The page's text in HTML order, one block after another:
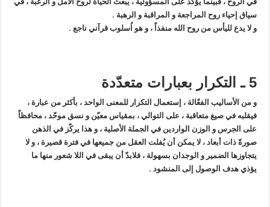
سياق إحياء روح المراجعة و المراقبة و الرهبة .
و لا يدع لليأس من روح الله منفذاً ، و هو اُسلوب قرآني ناجع .
5 ـ التكرار بعبارات متعدّدة
و من الأساليب الفعّالة ، إستعمال التكرار للمعنى الواحد ، بأكثر من عبارة ،
فيقلبه في صيغ متعاقبة ، على التوالي ، بمقياس معيّن و نسق موحّد ، محافظاً
على الجرس و الوزن الواردين في الجملة الأصلية ، و هذا يركّز في الذهن
صورةً ذات أبعاد ، لا يمكن أن يُفلت العقل من جميعها في فترة قصيرة ، و لا
يتجاوزها الضمير و الوجدان بسهولة ، فلابدّ أن يبقى في اللا شعور منها ما
يؤذي هدف الوصول إلى المنشود .